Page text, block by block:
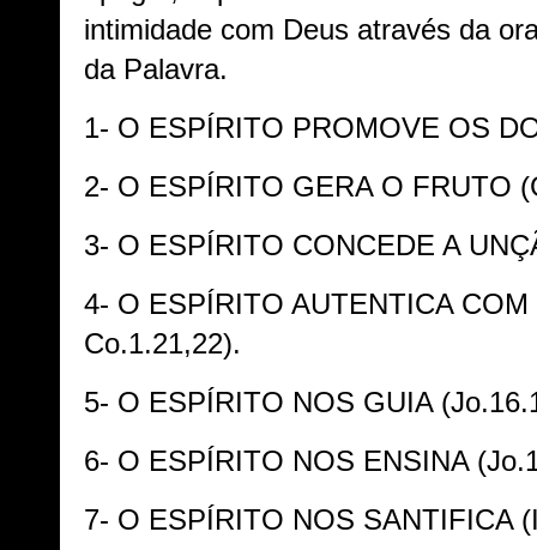
intimidade com Deus através da
da Palavra.
1- O ESPÍRITO PROMOVE OS
2- O ESPÍRITO GERA O FRUTO
3- O ESPÍRITO CONCEDE A
4- O ESPÍRITO AUTENTICA
Co.1.21,22).
5- O ESPÍRITO NOS GUIA
6- O ESPÍRITO NOS ENSINA
7- O ESPÍRITO NOS SANTIFICA